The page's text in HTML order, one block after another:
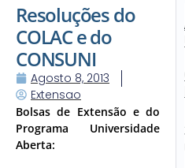
Resoluções do
COLAC e do
CONSUNI
Agosto 8, 2013
Extensao
Bolsas de Extensão e do
Programa Universidade
Aberta: